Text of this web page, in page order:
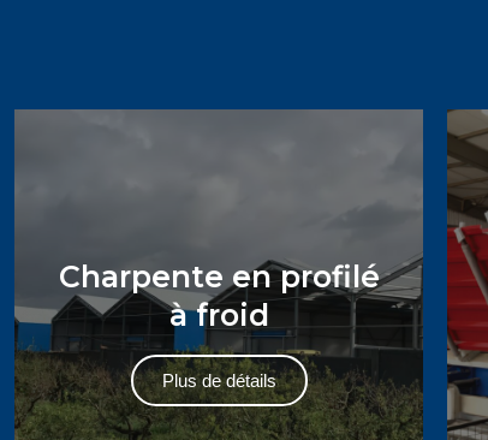
Charpente en profilé
à froid
Plus de détails